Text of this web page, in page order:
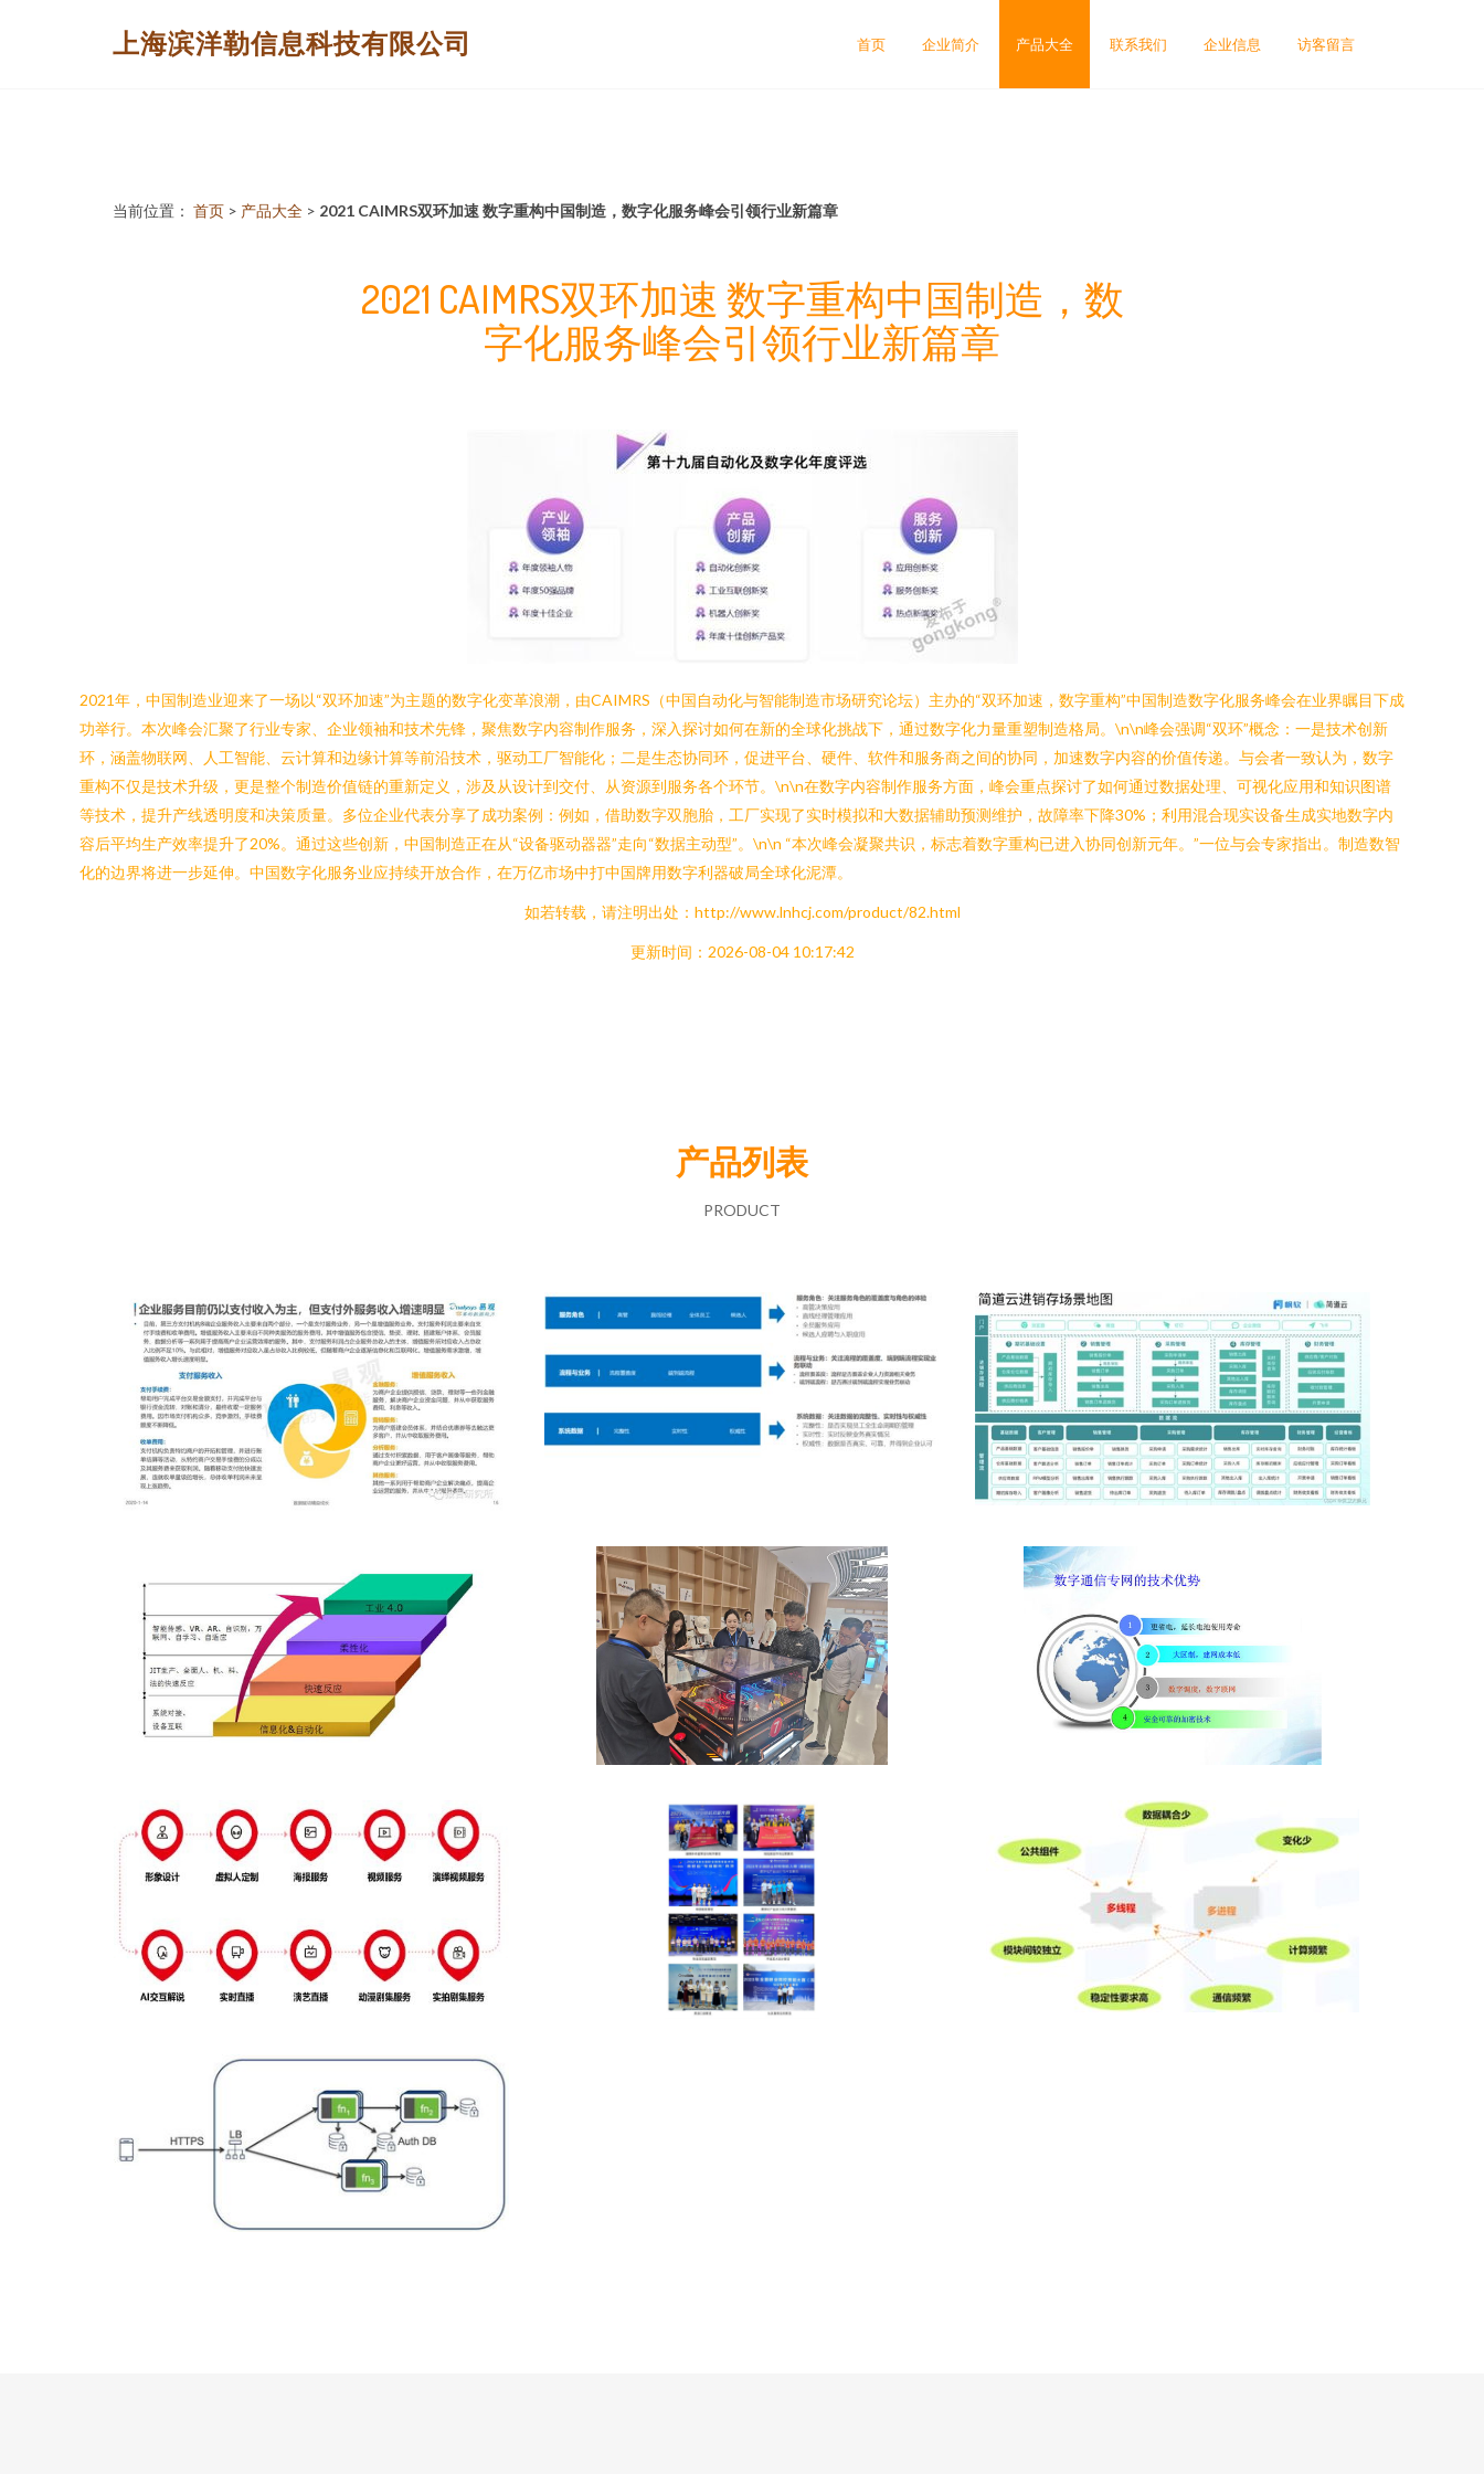
上海滨洋勒信息科技有限公司 首页 企业简介 产品大全 联系我们 企业信息 访客留言
当前位置： 首页 > 产品大全 > 2021 CAIMRS双环加速 数字重构中国制造，数字化服务峰会引领行业新篇章
2021 CAIMRS双环加速 数字重构中国制造，数
字化服务峰会引领行业新篇章
2021年，中国制造业迎来了一场以“双环加速”为主题的数字化变革浪潮，由CAIMRS（中国自动化与智能制造市场研究论坛）主办的“双环加速，数字重构”中国制造数字化服务峰会在业界瞩目下成
功举行。本次峰会汇聚了行业专家、企业领袖和技术先锋，聚焦数字内容制作服务，深入探讨如何在新的全球化挑战下，通过数字化力量重塑制造格局。\n\n峰会强调“双环”概念：一是技术创新
环，涵盖物联网、人工智能、云计算和边缘计算等前沿技术，驱动工厂智能化；二是生态协同环，促进平台、硬件、软件和服务商之间的协同，加速数字内容的价值传递。与会者一致认为，数字
重构不仅是技术升级，更是整个制造价值链的重新定义，涉及从设计到交付、从资源到服务各个环节。\n\n在数字内容制作服务方面，峰会重点探讨了如何通过数据处理、可视化应用和知识图谱
等技术，提升产线透明度和决策质量。多位企业代表分享了成功案例：例如，借助数字双胞胎，工厂实现了实时模拟和大数据辅助预测维护，故障率下降30%；利用混合现实设备生成实地数字内
容后平均生产效率提升了20%。通过这些创新，中国制造正在从“设备驱动器器”走向“数据主动型”。\n\n “本次峰会凝聚共识，标志着数字重构已进入协同创新元年。”一位与会专家指出。制造数智
化的边界将进一步延伸。中国数字化服务业应持续开放合作，在万亿市场中打中国牌用数字利器破局全球化泥潭。
如若转载，请注明出处：http://www.lnhcj.com/product/82.html
更新时间：2026-08-04 10:17:42
产品列表
PRODUCT